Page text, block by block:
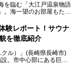
を臨む「大江戸温泉物語
海一望のお部屋もたく
速現地で体験してきまし
ぷりです！周辺観光情報
験レポート！サウナ
を徹底紹介
クル）」(長崎県長崎市)
。市中心部にある巨大